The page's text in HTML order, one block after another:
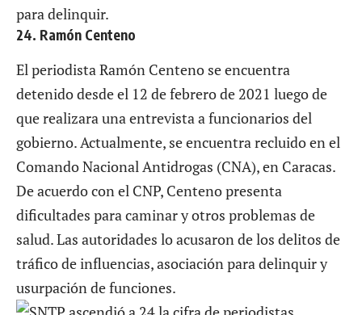
para delinquir.
24. Ramón Centeno
El periodista Ramón Centeno se encuentra
detenido desde el 12 de febrero de 2021 luego de
que realizara una entrevista a funcionarios del
gobierno. Actualmente, se encuentra recluido en el
Comando Nacional Antidrogas (CNA), en Caracas.
De acuerdo con el CNP, Centeno presenta
dificultades para caminar y otros problemas de
salud. Las autoridades lo acusaron de los delitos de
tráfico de influencias, asociación para delinquir y
usurpación de funciones.